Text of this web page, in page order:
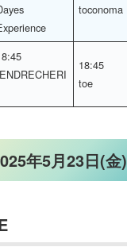
toconoma
18:45
toe
年5月23日(金)